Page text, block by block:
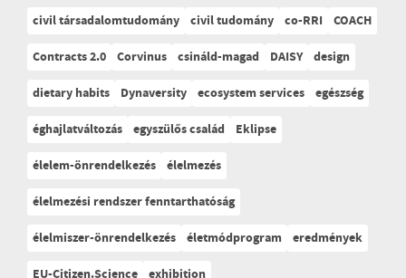
civil társadalomtudomány civil tudomány co-RRI COACH
Contracts 2.0 Corvinus csináld-magad DAISY design
dietary habits
Dynaversity ecosystem services egészség
éghajlatváltozás egyszülős család
Eklipse
élelem-önrendelkezés élelmezés
élelmezési rendszer fenntarthatóság
élelmiszer-önrendelkezés életmódprogram eredmények
EU-Citizen.Science exhibition